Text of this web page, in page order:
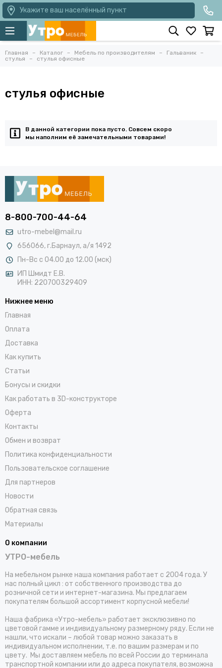
Укажите ваш населённый пункт
Главная Каталог Мебель по производителям
Гальваник
стулья
стулья офисные
стулья офисные
В данной категории пока пусто. Совсем скоро
мы наполним её замечательными товарами!
8-800-700-44-64
utro-mebel@mail.ru
656066, г.Барнаул, а/я 1492
Пн-Вс с 04.00 до 12.00 (мск)
ИП Шмидт Е.В.
ИНН: 220700329409
Нижнее меню
Главная
Оплата
Доставка
Как купить
Статьи
Бонусы и скидки
Как работать в 3D-конструкторе
Оферта
Контакты
Обмен и возврат
Политика конфиденциальности
Пользовательское соглашение
Для партнеров
Новости
Обратная связь
Материалы
О компании
УТРО-мебель
На мебельном рынке наша компания работает с 2004 года. У
нас полный цикл : от собственного производства до
розничной сети и интернет-магазина. Мы предлагаем
покупателям большой ассортимент корпусной мебели!
Наша фабрика «Утро-мебель» работает эксклюзивно по
цветовой гамме и индивидуальному размерному ряду. Если не
нашли, что искали – любой товар можно заказать в
индивидуальном исполнении, т.е. по вашим размерам и по
цвету. Мы доставляем мебель по всей России до терминала
транспортной компании или до адреса покупателя, возможна